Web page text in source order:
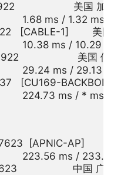
美国 加
1.68 ms / 1.32 ms
[CABLE-1]        美
10.38 ms /
美国 伊
29.24 ms /
[CU169-
224.73 ms / * ms /
[APNIC-AP]       中
223.56 ms /
中国 广